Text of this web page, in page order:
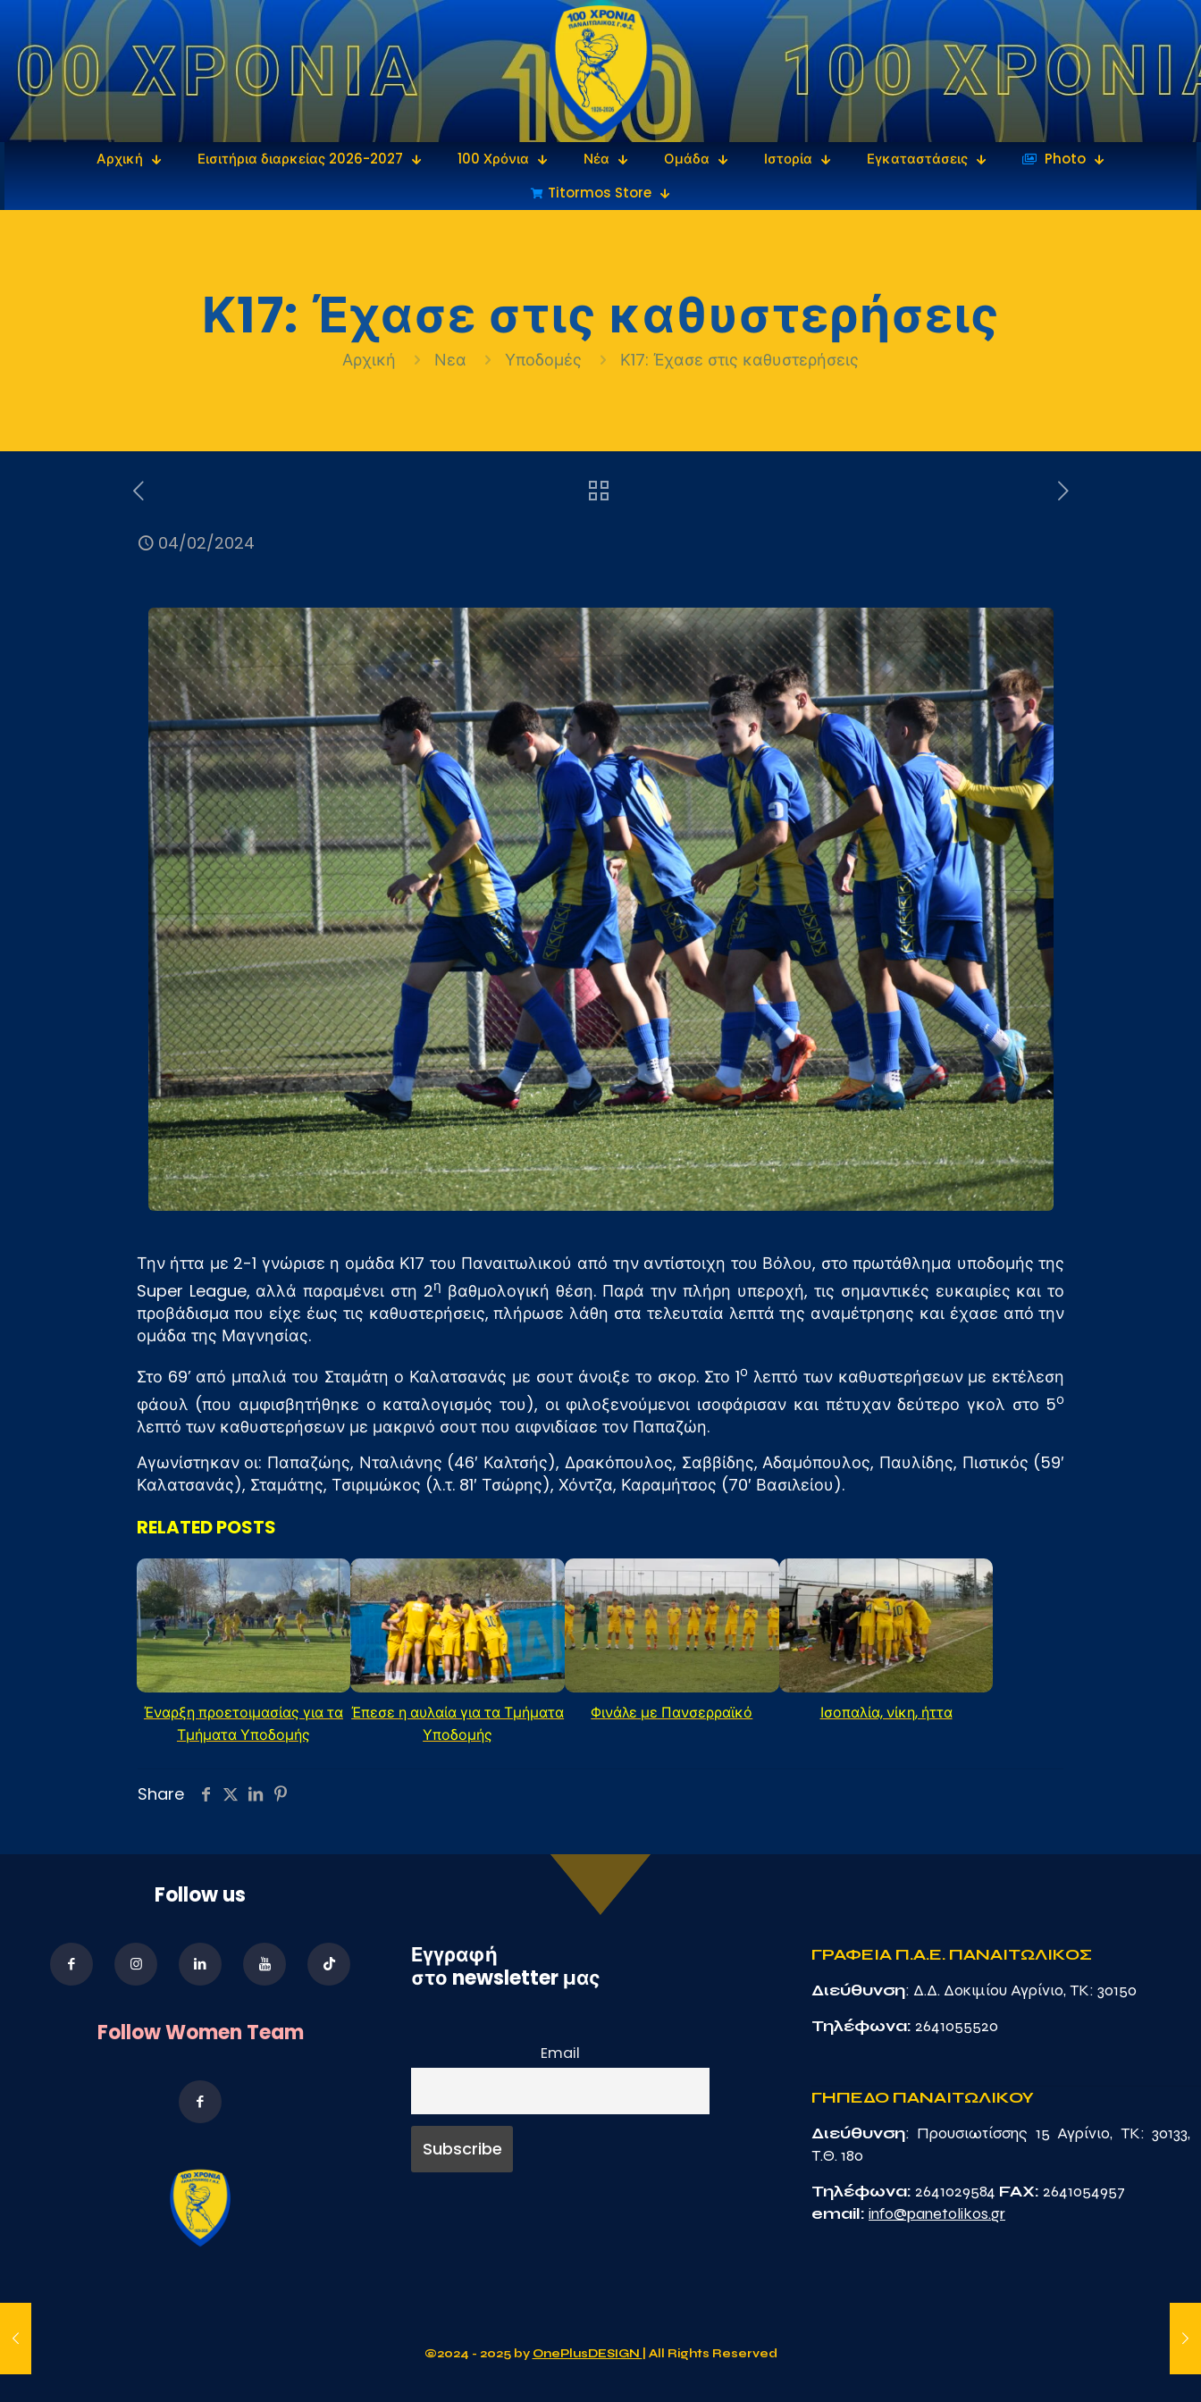
Αρχική Εισιτήρια διαρκείας 2026-2027 100 Χρόνια Νέα Ομάδα Ιστορία Εγκαταστάσεις
‎‏‏‎ ‎Photo
Titormos Store
Κ17: Έχασε στις καθυστερήσεις
Αρχική Νεα Υποδομές Κ17: Έχασε στις καθυστερήσεις
04/02/2024
Την ήττα με 2-1 γνώρισε η ομάδα Κ17 του Παναιτωλικού από την αντίστοιχη του Βόλου, στο πρωτάθλημα υποδομής της
Super League, αλλά παραμένει στη 2η βαθμολογική θέση. Παρά την πλήρη υπεροχή, τις σημαντικές ευκαιρίες και το
προβάδισμα που είχε έως τις καθυστερήσεις, πλήρωσε λάθη στα τελευταία λεπτά της αναμέτρησης και έχασε από την
ομάδα της Μαγνησίας.
Στο 69’ από μπαλιά του Σταμάτη ο Καλατσανάς με σουτ άνοιξε το σκορ. Στο 1ολεπτό των καθυστερήσεων με εκτέλεση
φάουλ (που αμφισβητήθηκε ο καταλογισμός του), οι φιλοξενούμενοι ισοφάρισαν και πέτυχαν δεύτερο γκολ στο 5ο
λεπτό των καθυστερήσεων με μακρινό σουτ που αιφνιδίασε τον Παπαζώη.
Αγωνίστηκαν οι: Παπαζώης, Νταλιάνης (46′ Καλτσής), Δρακόπουλος, Σαββίδης, Αδαμόπουλος, Παυλίδης, Πιστικός (59′
Καλατσανάς), Σταμάτης, Τσιριμώκος (λ.τ. 81′ Τσώρης), Χόντζα, Καραμήτσος (70′ Βασιλείου).
RELATED POSTS
Έναρξη προετοιμασίας για τα
Τμήματα Υποδομής
Έπεσε η αυλαία για τα Τμήματα
Υποδομής
Φινάλε με Πανσερραϊκό Ισοπαλία, νίκη, ήττα
Share
Follow us
Follow Women Team
Εγγραφή
στο newsletter μας
Email
ΓΡΑΦΕΙΑ Π.Α.Ε. ΠΑΝΑΙΤΩΛΙΚΟΣ
Διεύθυνση: Δ.Δ. Δοκιμίου Αγρίνιο, TK: 30150
Τηλέφωνα: 2641055520
ΓΗΠΕΔΟ ΠΑΝΑΙΤΩΛΙΚΟΥ
Διεύθυνση: Προυσιωτίσσης 15 Αγρίνιο, TK: 30133,
Τ.Θ. 180
Τηλέφωνα: 2641029584 FAX: 2641054957
email: info@panetolikos.gr
©2024 - 2025 by OnePlusDESIGN | All Rights Reserved